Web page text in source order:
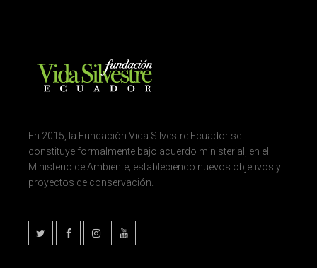
En 2015, la Fundación Vida Silvestre Ecuador se
constituye formalmente bajo acuerdo ministerial, en el
Ministerio de Ambiente; estableciendo nuevos objetivos y
proyectos de conservación.